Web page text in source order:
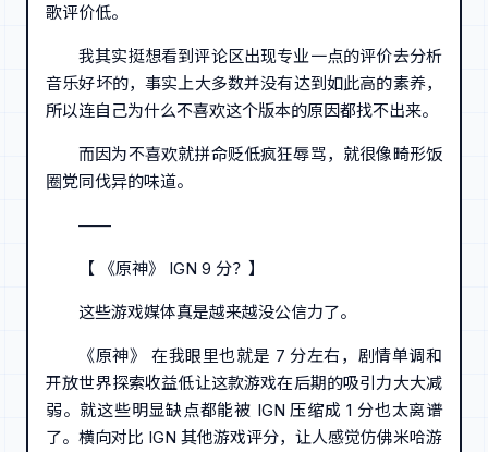
歌评价低。
我其实挺想看到评论区出现专业一点的评价去分析
音乐好坏的，事实上大多数并没有达到如此高的素养，
所以连自己为什么不喜欢这个版本的原因都找不出来。
而因为不喜欢就拼命贬低疯狂辱骂，就很像畸形饭
圈党同伐异的味道。
——
【 《原神》 IGN 9 分？】
这些游戏媒体真是越来越没公信力了。
《原神》 在我眼里也就是 7 分左右，剧情单调和
开放世界探索收益低让这款游戏在后期的吸引力大大减
弱。就这些明显缺点都能被 IGN 压缩成 1 分也太离谱
了。横向对比 IGN 其他游戏评分，让人感觉仿佛米哈游